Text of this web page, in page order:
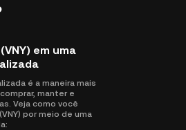
em uma
é a maneira mais
manter e
Veja como você
por meio de uma